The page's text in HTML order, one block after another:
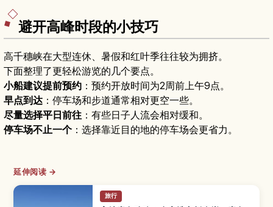
避开高峰时段的小技巧
高千穗峡在大型连休、暑假和红叶季往往较为拥挤。
下面整理了更轻松游览的几个要点。
小船建议提前预约 ：预约开放时间为2周前上午9点。
早点到达 ：停车场和步道通常相对更空一些。
尽量选择平日前往 ：有些日子人流会相对缓和。
停车场不止一个 ：选择靠近目的地的停车场会更省力。
延伸阅读 →
旅行